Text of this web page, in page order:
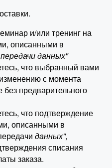
и/или тренинг на
описанными в
данных"
что выбранный вами
с момента
предварительного
что подтверждение
описанными в
данных",
списания
заказа.